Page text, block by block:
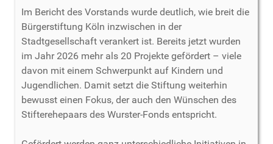
Im Bericht des Vorstands wurde deutlich, wie breit die
Bürgerstiftung Köln inzwischen in der
Stadtgesellschaft verankert ist. Bereits jetzt wurden
im Jahr 2026 mehr als 20 Projekte gefördert – viele
davon mit einem Schwerpunkt auf Kindern und
Jugendlichen. Damit setzt die Stiftung weiterhin
bewusst einen Fokus, der auch den Wünschen des
Stifterehepaars des Wurster-Fonds entspricht.